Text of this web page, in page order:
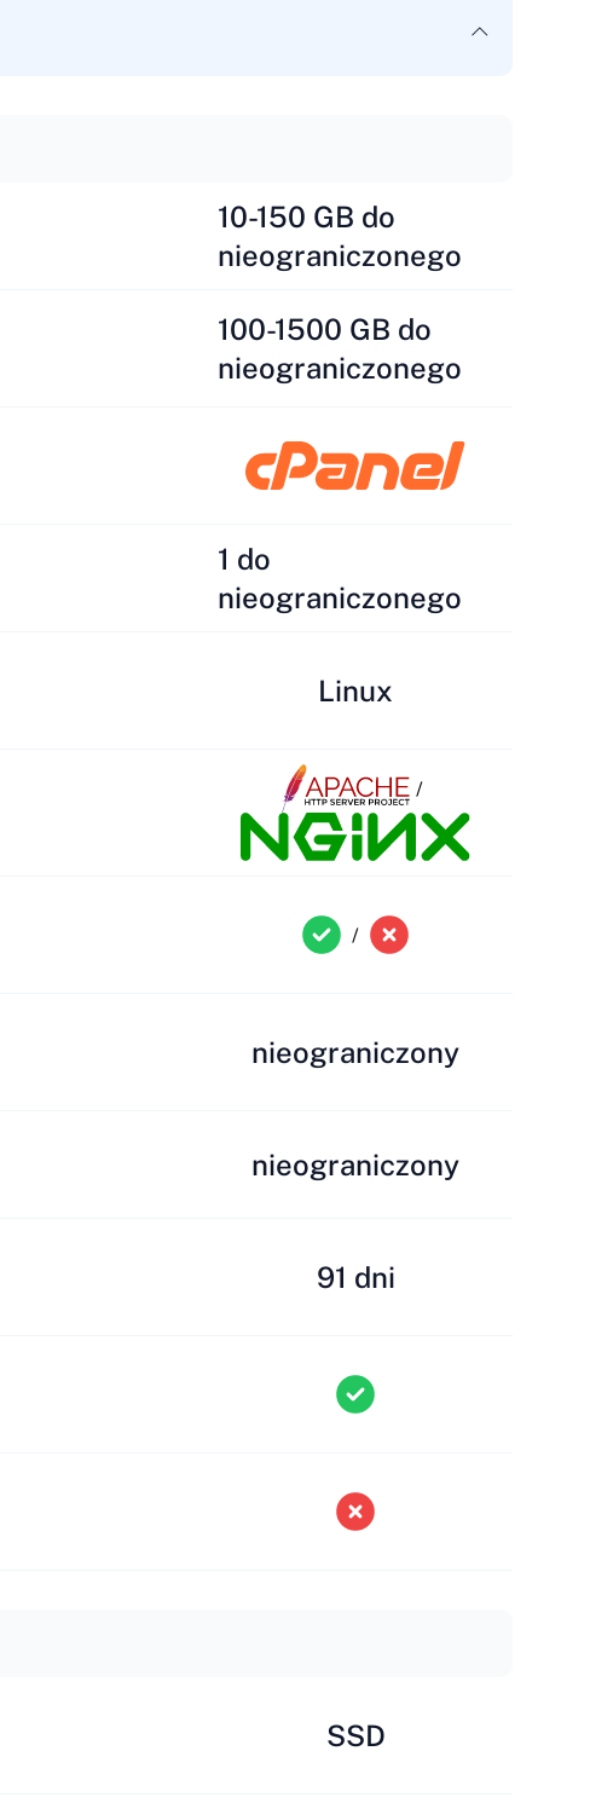
10-150 GB do
nieograniczonego
100-1500 GB do
nieograniczonego
1 do
nieograniczonego
Linux
/
/
nieograniczony
nieograniczony
91 dni
SSD